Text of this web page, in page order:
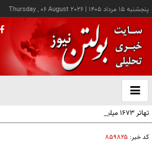
پنجشنبه ۱۵ مرداد ۱۴۰۵ |
Thursday , 06 August 2026
باز
و
تهاتر ۱۶۷۳ میلیارد تومان از اموال شرکت‌های تراستی
کد خبر: ۸۵۹۸۲۵